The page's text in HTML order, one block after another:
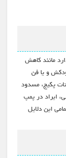
مانند کاهش
و یا فن
پکیج، مسدود
ایراد در پمپ
این دلایل